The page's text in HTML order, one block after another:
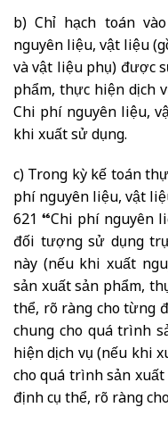
b) Chỉ hạch toán
nguyên liệu, vật liệu
và vật liệu phụ) được
phẩm, thực hiện dịch
Chi phí nguyên liệu,
khi xuất sử dụng.
c) Trong kỳ kế toán
phí nguyên liệu, vật
621 “Chi phí nguyên
đối tượng sử dụng
này (nếu khi xuất
sản xuất sản phẩm,
thể, rõ ràng cho từng
chung cho quá trình
hiện dịch vụ (nếu khi
cho quá trình sản
định cụ thể, rõ ràng